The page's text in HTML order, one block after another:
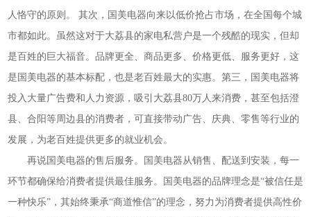
人恪守的原则。 其次，国美电器向来以低价抢占市场，在全国每个城
市都如此。虽然这对于大荔县的家电私营户是一个残酷的现实，但却
是百姓的巨大福音。品牌更全、商品更多、价格更低、服务更好，这
是国美电器的基本标配，也是老百姓最大的实惠。第三，国美电器将
投入大量广告费和人力资源，吸引大荔县80万人来消费，甚至包括澄
县、合阳等周边县的消费者，可直接带动广告、庆典、零售等行业的
发展，为老百姓提供更多的就业机会。
再说国美电器的售后服务。国美电器从销售、配送到安装，每一
环节都确保给消费者提供最佳服务。国美电器的品牌理念是“被信任是
一种快乐”，其始终秉承“商道惟信”的理念，努力为消费者提供高性价